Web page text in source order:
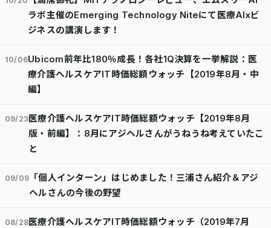
ラボ主催のEmerging Technology Niteにて医療AIxビ
ジネスの講演します！
10/06Ubicom前年比180％成長！各社1Q決算を一挙解説：医
療介護ヘルスケアIT時価総額ウォッチ【2019年8月・中
編】
09/23医療介護ヘルスケアIT時価総額ウォッチ【2019年8月
版・前編】：8月にアジヘルさんがうねうね考えていたこ
と
09/09 「個人インターン」はじめました！三浦さん紹介＆アジ
ヘルさんの今後の野望
08/28医療介護ヘルスケアIT時価総額ウォッチ（2019年7月